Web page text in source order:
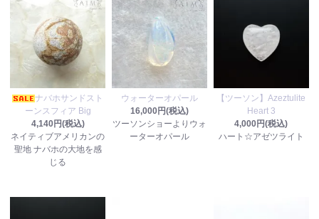
ナバホサンドスト
ーンスフィア Big
4,140円(税込)
ネイティブアメリカンの
聖地 ナバホの大地を感
じる
ウォーターオパール
16,000円(税込)
ツーソンショーよりウォ
ーターオパール
【ツーソン】Azeztulite
Heart 3
4,000円(税込)
ハート☆アゼツライト